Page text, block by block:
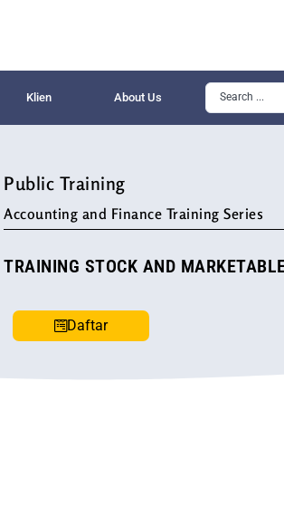
Klien About Us
Public Training
Accounting and Finance Training Series
TRAINING STOCK AND
Daftar